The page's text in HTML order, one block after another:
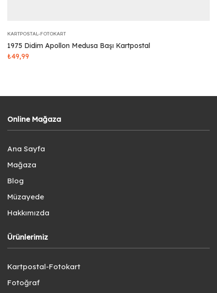
KARTPOSTAL-FOTOKART
1975 Didim Apollon Medusa Başı Kartpostal
₺49,99
Online Mağaza
Ana Sayfa
Mağaza
Blog
Müzayede
Hakkımızda
Ürünlerimiz
Kartpostal-Fotokart
Fotoğraf